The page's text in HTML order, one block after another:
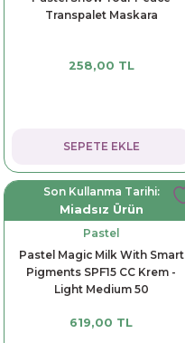
Transpalet Maskara
258,00 TL
SEPETE EKLE
Son Kullanma Tarihi:
Miadsız Ürün
Pastel
Pastel Magic Milk With Smart
Pigments SPF15 CC Krem -
Light Medium 50
619,00 TL